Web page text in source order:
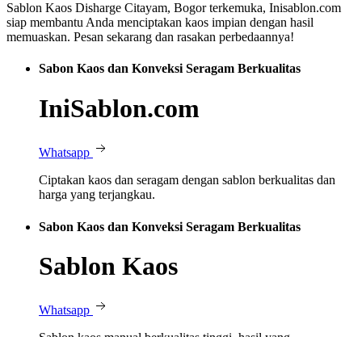
Sablon Kaos Disharge Citayam, Bogor terkemuka, Inisablon.com
siap membantu Anda menciptakan kaos impian dengan hasil
memuaskan. Pesan sekarang dan rasakan perbedaannya!
Sabon Kaos dan Konveksi Seragam Berkualitas
IniSablon.com
Whatsapp
Ciptakan kaos dan seragam dengan sablon berkualitas dan
harga yang terjangkau.
Sabon Kaos dan Konveksi Seragam Berkualitas
Sablon Kaos
Whatsapp